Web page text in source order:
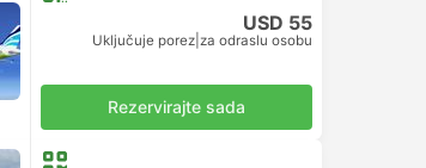
USD 55
Uključuje porez za odraslu osobu
Rezervirajte sada